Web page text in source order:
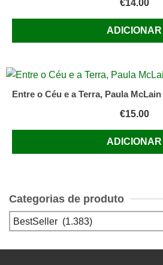
€14.00
ADICIONAR
Entre o Céu e a Terra, Paula McLain
€15.00
ADICIONAR
Categorias de produto